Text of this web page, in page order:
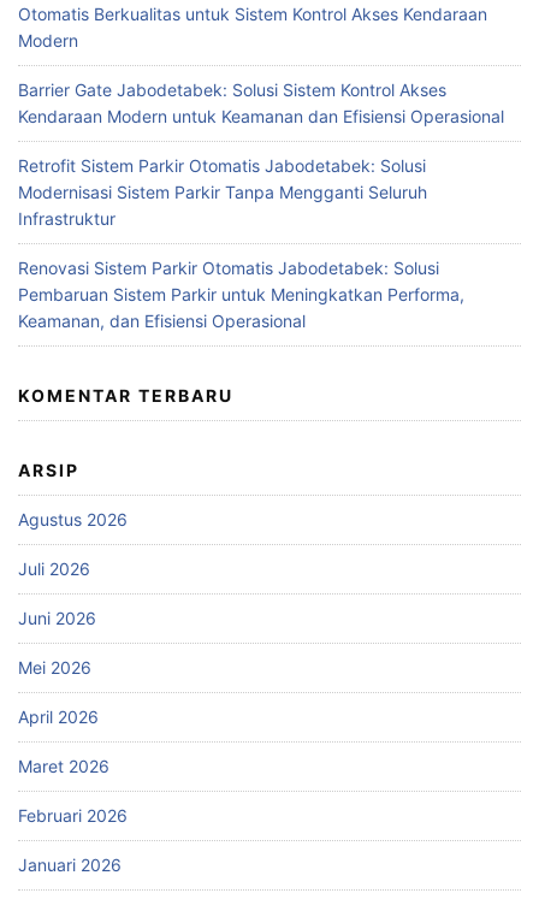
Otomatis Berkualitas untuk Sistem Kontrol Akses Kendaraan
Modern
Barrier Gate Jabodetabek: Solusi Sistem Kontrol Akses
Kendaraan Modern untuk Keamanan dan Efisiensi Operasional
Retrofit Sistem Parkir Otomatis Jabodetabek: Solusi
Modernisasi Sistem Parkir Tanpa Mengganti Seluruh
Infrastruktur
Renovasi Sistem Parkir Otomatis Jabodetabek: Solusi
Pembaruan Sistem Parkir untuk Meningkatkan Performa,
Keamanan, dan Efisiensi Operasional
KOMENTAR TERBARU
ARSIP
Agustus 2026
Juli 2026
Juni 2026
Mei 2026
April 2026
Maret 2026
Februari 2026
Januari 2026